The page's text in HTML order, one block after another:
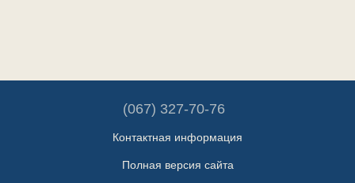
(067) 327-70-76
Контактная информация
Полная версия сайта